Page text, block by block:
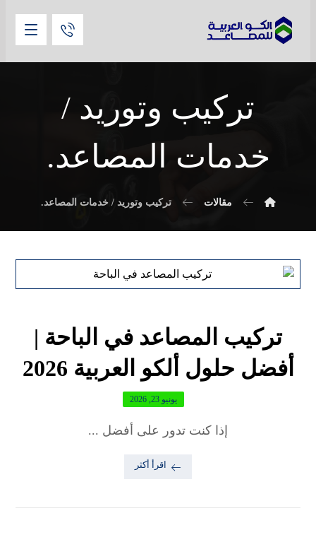
تركيب وتوريد /
خدمات المصاعد.
مقالات تركيب وتوريد / خدمات المصاعد.
تركيب المصاعد في الباحة |
أفضل حلول ألكو العربية 2026
يونيو 23, 2026
إذا كنت تدور على أفضل ...
اقرأ أكثر